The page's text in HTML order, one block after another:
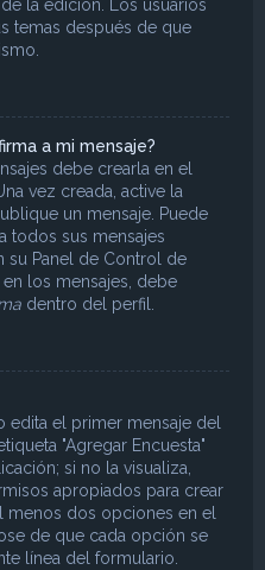
la edición. Los usuarios
temas después de que
a mi mensaje?
debe crearla en el
vez creada, active la
un mensaje. Puede
todos sus mensajes
su Panel de Control de
en los mensajes, debe
dentro del perfil.
edita el primer mensaje del
"Agregar Encuesta"
si no la visualiza,
apropiados para crear
menos dos opciones en el
de que cada opción se
línea del formulario.